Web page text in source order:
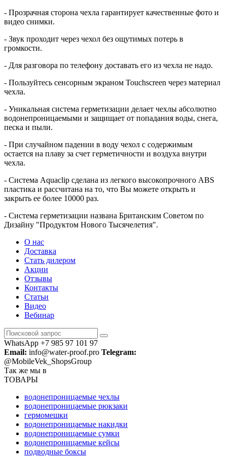
- Прозрачная сторона чехла гарантирует качественные фото и
видео снимки.
- Звук проходит через чехол без ощутимых потерь в
громкости.
- Для разговора по телефону доставать его из чехла не надо.
- Пользуйтесь сенсорным экраном Touchscreen через материал
чехла.
- Уникальная система герметизации делает чехлы абсолютно
водонепроницаемыми и защищает от попадания воды, снега,
песка и пыли.
- При случайном падении в воду чехол с содержимым
остается на плаву за счет герметичности и воздуха внутри
чехла.
- Система Aquaclip сделана из легкого высокопрочного ABS
пластика и рассчитана на то, что Вы можете открыть и
закрыть ее более 10000 раз.
- Система герметизации названа Британским Советом по
Дизайну "Продуктом Нового Тысячелетия".
О нас
Доставка
Стать дилером
Акции
Отзывы
Контакты
Статьи
Видео
Вебинар
WhatsApp +7 985 97 101 97
Email: info@water-proof.pro Telegram:
@MobileVek_ShopsGroup
Так же мы в
ТОВАРЫ
водонепроницаемые чехлы
водонепроницаемые рюкзаки
гермомешки
водонепроницаемые накидки
водонепроницаемые сумки
водонепроницаемые кейсы
подводные боксы